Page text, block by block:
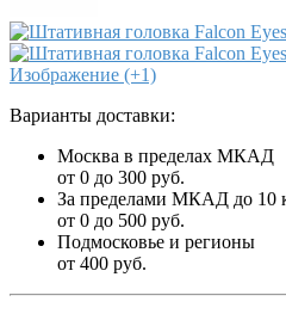
Изображение (+1)
Варианты доставки:
Москва в пределах МКАД
от 0 до 300 руб.
За пределами МКАД до 10
от 0 до 500 руб.
Подмосковье и регионы
от 400 руб.